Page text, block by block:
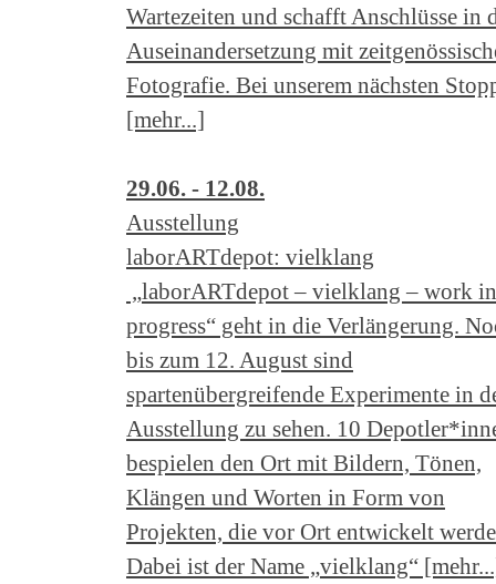
Wartezeiten und schafft Anschlüsse in
Auseinandersetzung mit
Fotografie. Bei unserem nächsten
[mehr...]
29.06. - 12.08.
Ausstellung
laborARTdepot: vielklang
„laborARTdepot – vielklang – work in
progress“ geht in die Verlängerung.
bis zum 12. August sind
spartenübergreifende Experimente in
Ausstellung zu sehen. 10
bespielen den Ort mit Bildern, Tönen,
Klängen und Worten in Form von
Projekten, die vor Ort entwickelt
Dabei ist der Name „vielklang“